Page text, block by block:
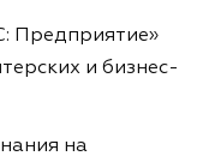
Предприятие»
и бизнес-
на